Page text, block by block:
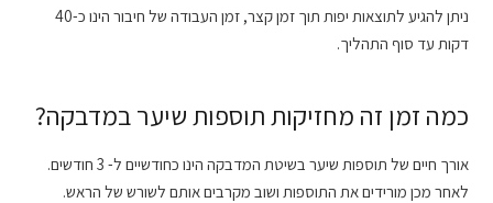
ניתן להגיע לתוצאות יפות תוך זמן קצר, זמן העבודה של חיבור הינו כ-40
דקות עד סוף התהליך.
כמה זמן זה מחזיקות תוספות שיער במדבקה?
אורך חיים של תוספות שיער בשיטת המדבקה הינו כחודשיים ל- 3 חודשים.
לאחר מכן מורידים את התוספות ושוב מקרבים אותם לשורש של הראש.